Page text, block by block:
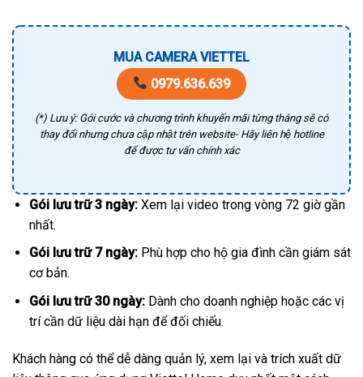
MUA CAMERA VIETTEL
0979.636.639
(*) Lưu ý: Gói cước và chương trình khuyến mãi từng tháng sẽ có
thay đổi nhưng chưa cập nhật trên website- Hãy liên hệ hotline
để được tư vấn chính xác
Gói lưu trữ 3 ngày:Xem lại video trong vòng 72 giờ gần
nhất.
Gói lưu trữ 7 ngày:Phù hợp cho hộ gia đình cần giám sát
cơ bản.
Gói lưu trữ 30 ngày:Dành cho doanh nghiệp hoặc các vị
trí cần dữ liệu dài hạn để đối chiếu.
Khách hàng có thể dễ dàng quản lý, xem lại và trích xuất dữ